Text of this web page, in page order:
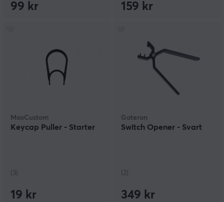
99 kr 159 kr
MaxCustom
Keycap Puller - Starter
(3)
19 kr
Gateron
Switch Opener - Svart
(2)
349 kr